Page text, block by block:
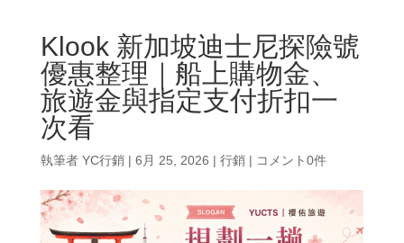
Klook 新加坡迪士尼探險號
優惠整理｜船上購物金、
旅遊金與指定支付折扣一
次看
執筆者 YC行銷| 6月 25, 2026 | 行銷| コメント0件